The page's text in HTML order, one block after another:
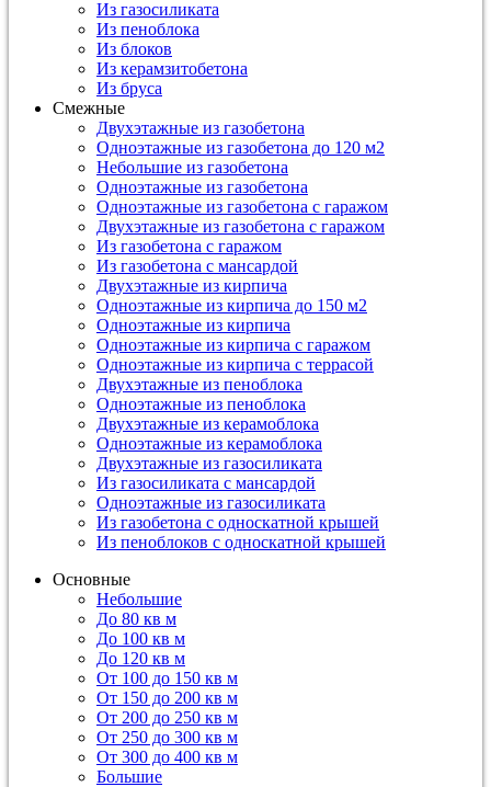
Из газосиликата
Из пеноблока
Из блоков
Из керамзитобетона
Из бруса
Смежные
Двухэтажные из газобетона
Одноэтажные из газобетона до 120 м2
Небольшие из газобетона
Одноэтажные из газобетона
Одноэтажные из газобетона с гаражом
Двухэтажные из газобетона с гаражом
Из газобетона с гаражом
Из газобетона с мансардой
Двухэтажные из кирпича
Одноэтажные из кирпича до 150 м2
Одноэтажные из кирпича
Одноэтажные из кирпича с гаражом
Одноэтажные из кирпича с террасой
Двухэтажные из пеноблока
Одноэтажные из пеноблока
Двухэтажные из керамоблока
Одноэтажные из керамоблока
Двухэтажные из газосиликата
Из газосиликата с мансардой
Одноэтажные из газосиликата
Из газобетона с односкатной крышей
Из пеноблоков с односкатной крышей
Основные
Небольшие
До 80 кв м
До 100 кв м
До 120 кв м
От 100 до 150 кв м
От 150 до 200 кв м
От 200 до 250 кв м
От 250 до 300 кв м
От 300 до 400 кв м
Большие